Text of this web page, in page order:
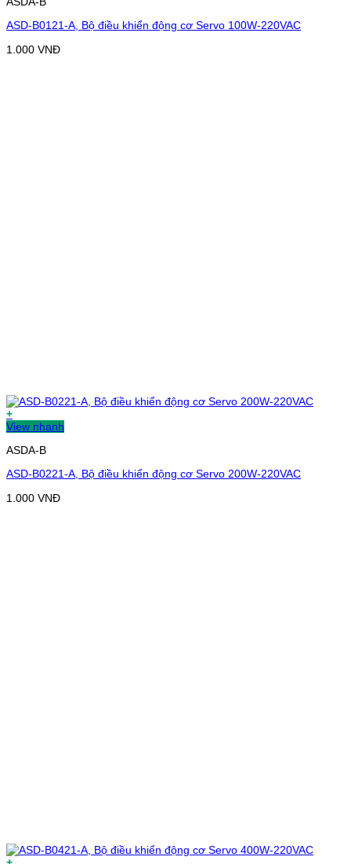
ASD-B0121-A, Bộ điều khiển động cơ Servo 100W-220VAC
1.000 VNĐ
+
View nhanh
ASDA-B
ASD-B0221-A, Bộ điều khiển động cơ Servo 200W-220VAC
1.000 VNĐ